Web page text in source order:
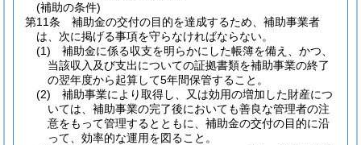
(補助の条件)
第11条
補助金の交付の目的を達成するため、補助事業者
は、次に掲げる事項を守らなければならない。
(1)
補助金に係る収支を明らかにした帳簿を備え、かつ、
当該収入及び支出についての証拠書類を補助事業の終了
の翌年度から起算して5年間保管すること。
(2)
補助事業により取得し、又は効用の増加した財産につ
いては、補助事業の完了後においても善良な管理者の注
意をもって管理するとともに、補助金の交付の目的に沿
って、効率的な運用を図ること。